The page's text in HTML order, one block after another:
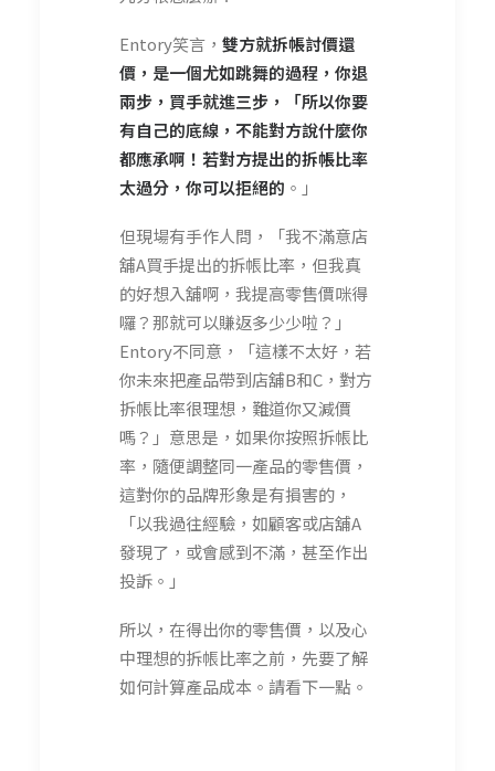
Entory笑言， 雙方就拆帳討價還
價，是一個尤如跳舞的過程，你退
兩步，買手就進三步，「所以你要
有自己的底線，不能對方說什麼你
都應承啊！若對方提出的拆帳比率
太過分，你可以拒絕的 。」
但現場有手作人問，「我不滿意店
舖A買手提出的拆帳比率，但我真
的好想入舖啊，我提高零售價咪得
囉？那就可以賺返多少少啦？」
Entory不同意，「這樣不太好，若
你未來把產品帶到店舖B和C，對方
拆帳比率很理想，難道你又減價
嗎？」意思是，如果你按照拆帳比
率，隨便調整同一產品的零售價，
這對你的品牌形象是有損害的，
「以我過往經驗，如顧客或店舖A
發現了，或會感到不滿，甚至作出
投訴。」
所以，在得出你的零售價，以及心
中理想的拆帳比率之前，先要了解
如何計算產品成本。請看下一點。